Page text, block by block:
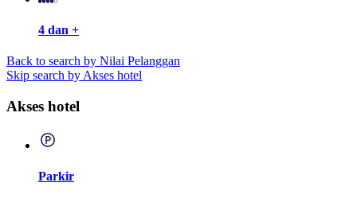
4 dan +
Back to search by Nilai Pelanggan
Skip search by Akses hotel
Akses hotel
Parkir